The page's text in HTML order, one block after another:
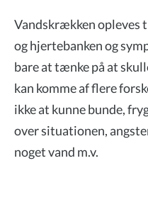
Vandskrækken opleves
og hjertebanken og
bare at tænke på at
kan komme af flere
ikke at kunne bunde,
over situationen,
noget vand m.v.